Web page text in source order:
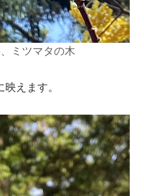
ミツマタの木
えます。